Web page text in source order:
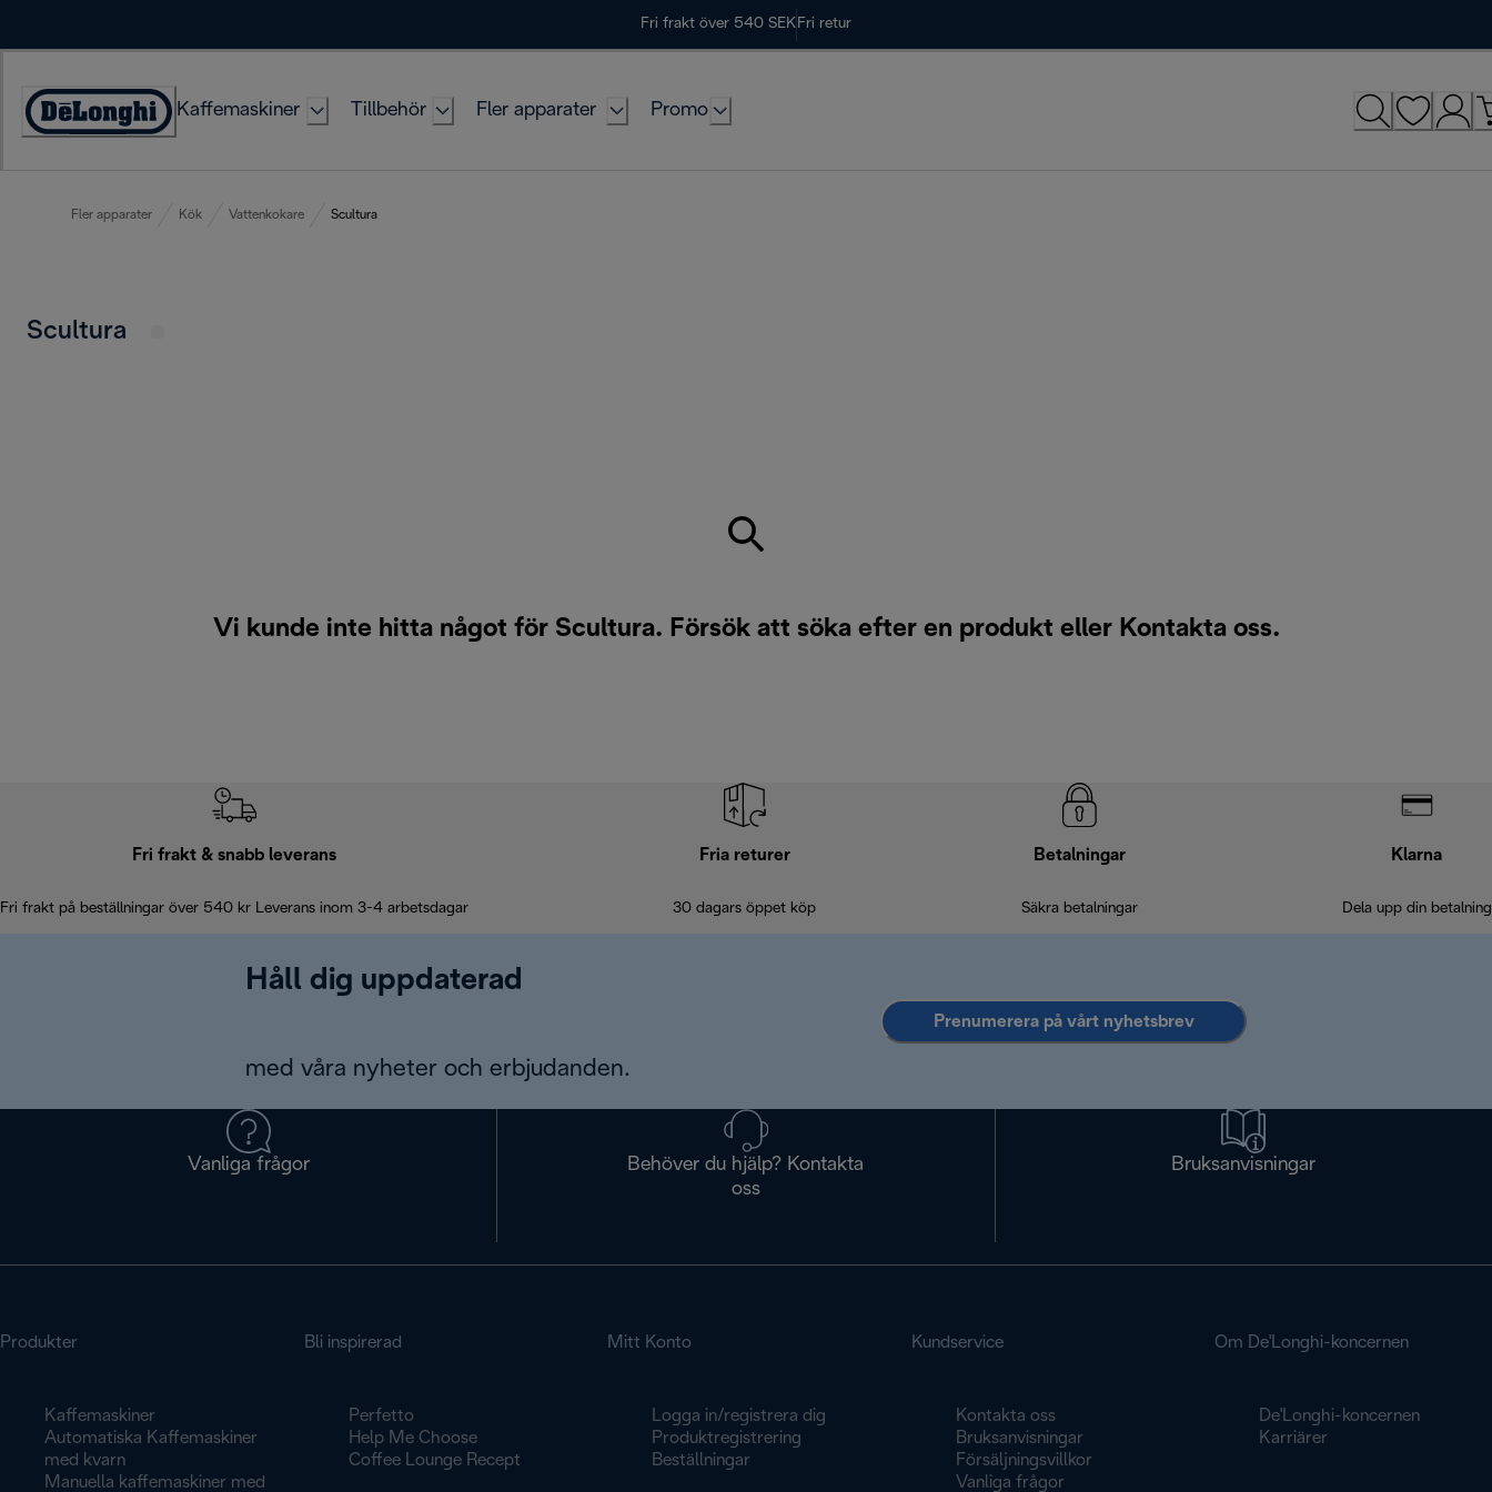
Fri frakt över 540 SEK Fri retur
Accessibility
Kaffemaskiner Tillbehör Fler apparater Promo
Fler apparater Kök Vattenkokare Scultura
Scultura
Vi kunde inte hitta något för Scultura. Försök att söka efter en produkt eller Kontakta oss.
Fri frakt & snabb leverans
Fri frakt på beställningar över 540 kr Leverans inom 3-4 arbetsdagar
Fria returer
30 dagars öppet köp
Betalningar
Säkra betalningar
Klarna
Dela upp din betalning
Håll dig uppdaterad
med våra nyheter och erbjudanden.
Prenumerera på vårt nyhetsbrev
Vanliga frågor
Behöver du hjälp? Kontakta
oss
Bruksanvisningar
Produkter
Kaffemaskiner
Automatiska Kaffemaskiner
med kvarn
Manuella kaffemaskiner med
Bli inspirerad
Perfetto
Help Me Choose
Coffee Lounge Recept
Mitt Konto
Logga in/registrera dig
Produktregistrering
Beställningar
Kundservice
Kontakta oss
Bruksanvisningar
Försäljningsvillkor
Vanliga frågor
Om De'Longhi-koncernen
De'Longhi-koncernen
Karriärer